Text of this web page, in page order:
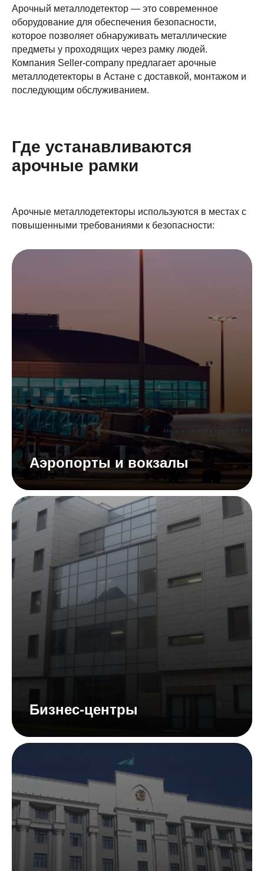
Арочный металлодетектор — это современное
оборудование для обеспечения безопасности,
которое позволяет обнаруживать металлические
предметы у проходящих через рамку людей.
Компания Seller-сompany предлагает арочные
металлодетекторы в Астане с доставкой, монтажом и
последующим обслуживанием.
Где устанавливаются
арочные рамки
Арочные металлодетекторы используются в местах с
повышенными требованиями к безопасности:
Аэропорты и вокзалы
Бизнес-центры